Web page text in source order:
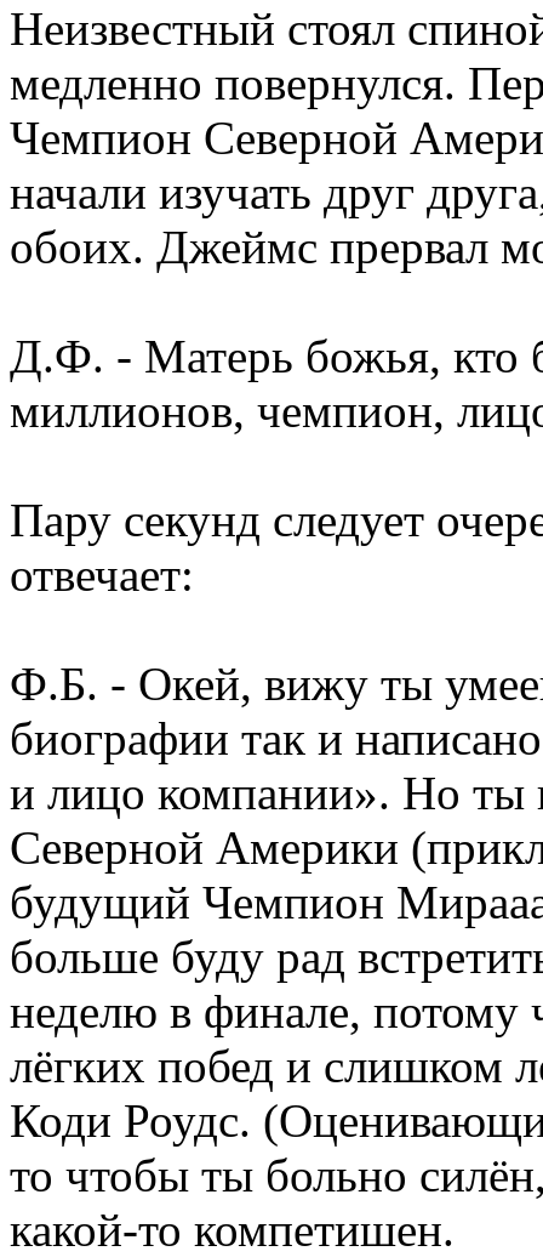
Неизвестный стоял
медленно повернулся.
Чемпион Северной
начали изучать друг
обоих. Джеймс прервал
Д.Ф. - Матерь божья, кто
миллионов, чемпион,
Пару секунд следует
отвечает:
Ф.Б. - Окей, вижу ты
биографии так и
и лицо компании». Но ты
Северной Америки
будущий Чемпион
больше буду рад
неделю в финале, потому
лёгких побед и слишком
Коди Роудс.
то чтобы ты больно
какой-то компетишен.